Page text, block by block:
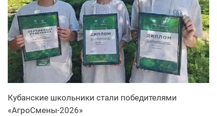
Кубанские школьники стали победителями
«АгроСмены-2026»